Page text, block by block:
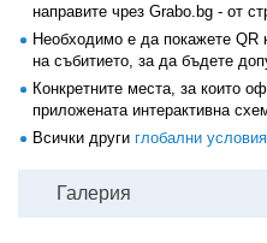
направите чрез Grabo.bg - от
Необходимо е да покажете QR
на събитието, за да бъдете
Конкретните места, за които
приложената интерактивна
Всички други глобални
Галерия